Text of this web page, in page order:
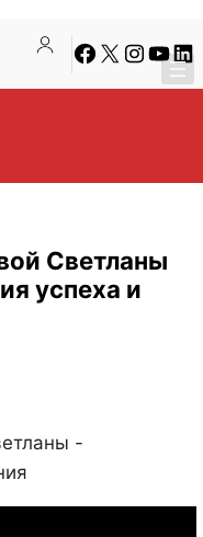
Facebook
X Instagram
Светланы
успеха и